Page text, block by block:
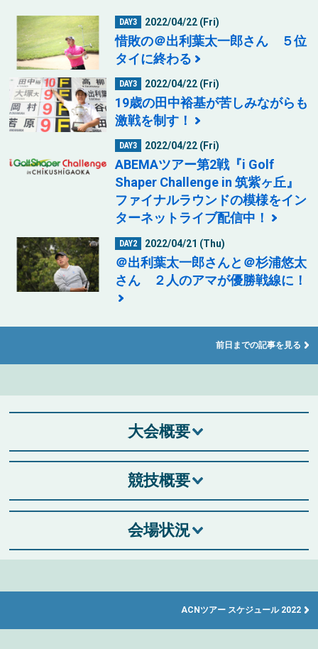
DAY3 2022/04/22 (Fri)
惜敗の＠出利葉太一郎さん ５位
タイに終わる
DAY3 2022/04/22 (Fri)
19歳の田中裕基が苦しみながらも
激戦を制す！
DAY3 2022/04/22 (Fri)
ABEMAツアー第2戦『i Golf
Shaper Challenge in 筑紫ヶ丘』
ファイナルラウンドの模様をイン
ターネットライブ配信中！
DAY2 2022/04/21 (Thu)
＠出利葉太一郎さんと＠杉浦悠太
さん ２人のアマが優勝戦線に！
前日までの記事を見る
大会概要
競技概要
会場状況
ACNツアー スケジュール 2022